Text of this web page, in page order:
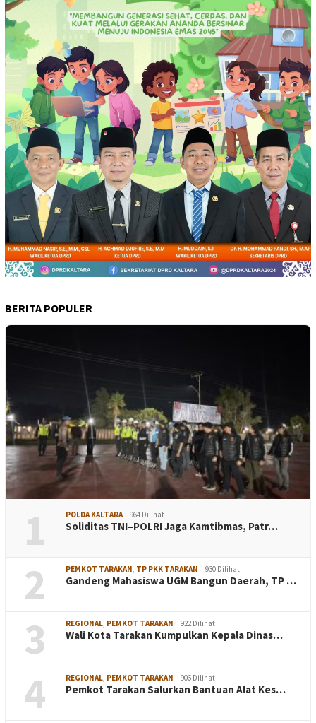
BERITA POPULER
1 POLDA KALTARA 964 Dilihat
Soliditas TNI–POLRI Jaga Kamtibmas, Patr…
2 PEMKOT TARAKAN, TP PKK TARAKAN 930 Dilihat
Gandeng Mahasiswa UGM Bangun Daerah, TP …
3 REGIONAL, PEMKOT TARAKAN 922 Dilihat
Wali Kota Tarakan Kumpulkan Kepala Dinas…
4 REGIONAL, PEMKOT TARAKAN 906 Dilihat
Pemkot Tarakan Salurkan Bantuan Alat Kes…